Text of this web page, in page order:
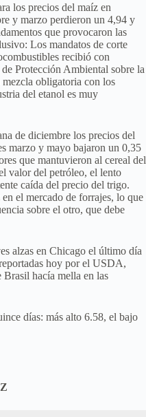
los precios del maíz en
y marzo perdieron un 4,94 y
que provocaron las
Los mandatos de corte
recibió con
Protección Ambiental sobre la
obligatoria con los
del etanol es muy
de diciembre los precios del
marzo y mayo bajaron un 0,35
que mantuvieron al cereal del
valor del petróleo, el lento
caída del precio del trigo.
el mercado de forrajes, lo que
sobre el otro, que debe
alzas en Chicago el último día
hoy por el USDA,
Brasil hacía mella en las
días: más alto 6.58, el bajo